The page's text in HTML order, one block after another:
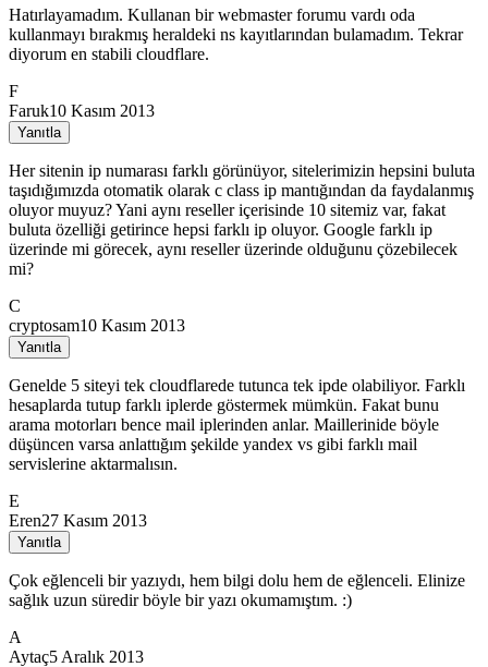
Hatırlayamadım. Kullanan bir webmaster forumu vardı oda
kullanmayı bırakmış heraldeki ns kayıtlarından bulamadım. Tekrar
diyorum en stabili cloudflare.
F
Faruk10 Kasım 2013
Yanıtla
Her sitenin ip numarası farklı görünüyor, sitelerimizin hepsini buluta
taşıdığımızda otomatik olarak c class ip mantığından da faydalanmış
oluyor muyuz? Yani aynı reseller içerisinde 10 sitemiz var, fakat
buluta özelliği getirince hepsi farklı ip oluyor. Google farklı ip
üzerinde mi görecek, aynı reseller üzerinde olduğunu çözebilecek
mi?
C
cryptosam10 Kasım 2013
Yanıtla
Genelde 5 siteyi tek cloudflarede tutunca tek ipde olabiliyor. Farklı
hesaplarda tutup farklı iplerde göstermek mümkün. Fakat bunu
arama motorları bence mail iplerinden anlar. Maillerinide böyle
düşüncen varsa anlattığım şekilde yandex vs gibi farklı mail
servislerine aktarmalısın.
E
Eren27 Kasım 2013
Yanıtla
Çok eğlenceli bir yazıydı, hem bilgi dolu hem de eğlenceli. Elinize
sağlık uzun süredir böyle bir yazı okumamıştım. :)
A
Aytaç5 Aralık 2013